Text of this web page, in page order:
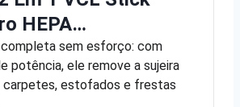
HEPA…
sem esforço: com
potência, ele remove a sujeira
carpetes, estofados e frestas